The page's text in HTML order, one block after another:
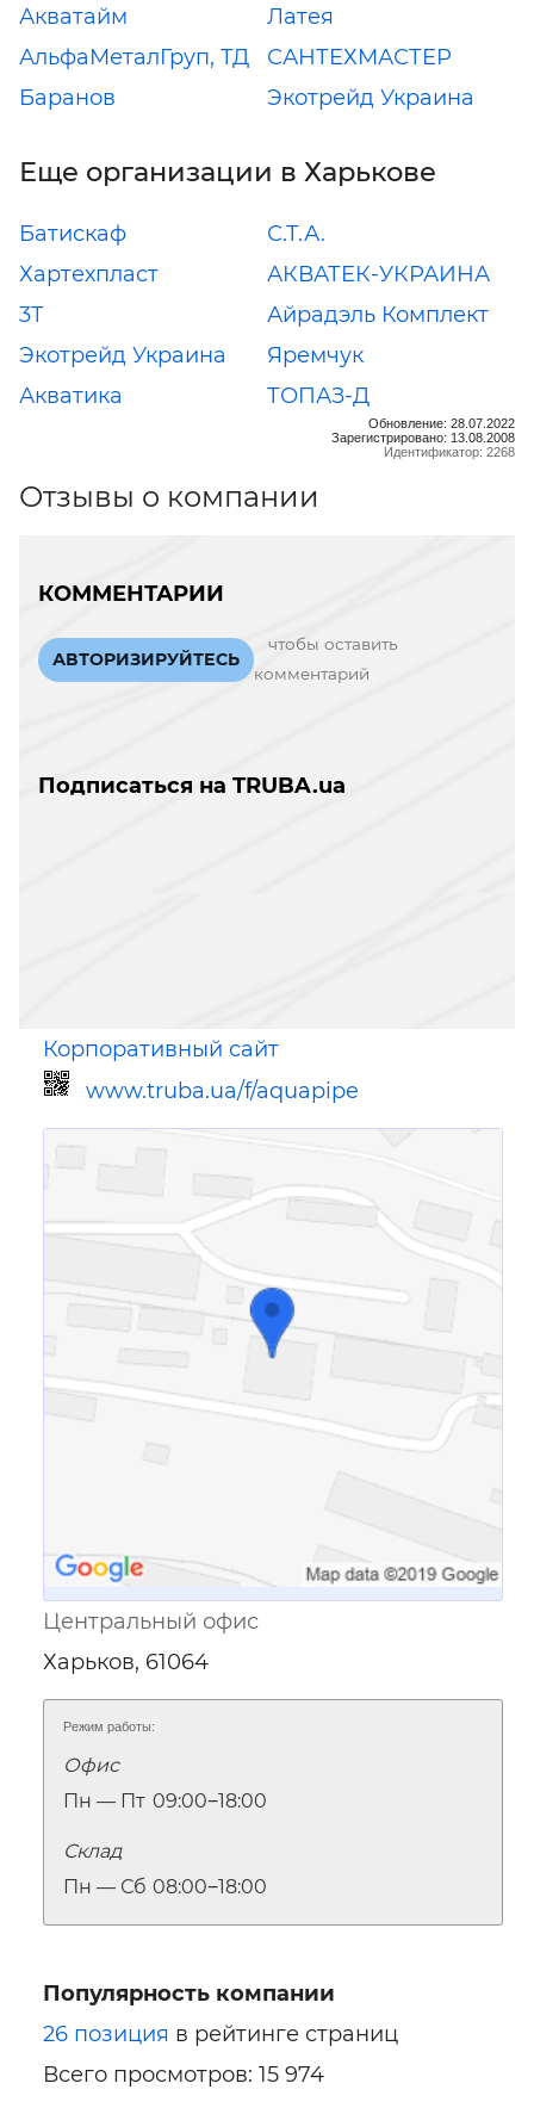
Акватайм
Латея
АльфаМеталГруп, ТД
САНТЕХМАСТЕР
Баранов
Экотрейд Украина
Еще организации в Харькове
Батискаф
С.Т.А.
Хартехпласт
АКВАТЕК-УКРАИНА
3Т
Айрадэль Комплект
Экотрейд Украина
Яремчук
Акватика
ТОПАЗ-Д
Обновление: 28.07.2022
Зарегистрировано: 13.08.2008
Идентификатор: 2268
Отзывы о компании
КОММЕНТАРИИ
АВТОРИЗИРУЙТЕСЬ
чтобы оставить
комментарий
Подписаться на TRUBA.ua
Корпоративный сайт
www.truba.ua/f/aquapipe
Ссылка для мобильных устройств
Центральный офис
Харьков, 61064
Режим работы:
Офис
Пн — Пт 09:00‒18:00
Склад
Пн — Сб 08:00‒18:00
Популярность компании
26 позиция в рейтинге страниц
Всего просмотров: 15 974